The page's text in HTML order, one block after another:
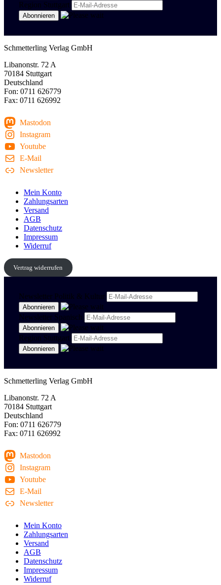
Region Stuttgart
Schmetterling Verlag GmbH
Libanonstr. 72 A
70184 Stuttgart
Deutschland
Fon: 0711 626779
Fax: 0711 626992
Mastodon
Instagram
Youtube
E-Mail
Newsletter
Mein Konto
Zahlungsarten
Versand
AGB
Datenschutz
Impressum
Widerruf
Vertrag widerrufen
Newsletter Politik & Kultur
Newsletter Spanisch
Region Stuttgart
Schmetterling Verlag GmbH
Libanonstr. 72 A
70184 Stuttgart
Deutschland
Fon: 0711 626779
Fax: 0711 626992
Mastodon
Instagram
Youtube
E-Mail
Newsletter
Mein Konto
Zahlungsarten
Versand
AGB
Datenschutz
Impressum
Widerruf